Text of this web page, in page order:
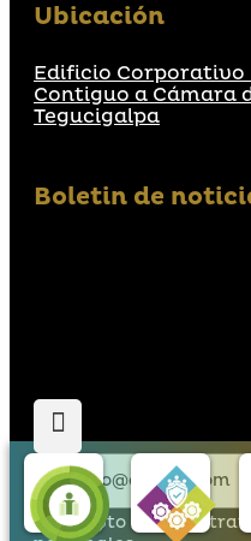
Ubicación
Edificio Corporativo
Contiguo a Cámara
Tegucigalpa
Boletin de
Acepto que den